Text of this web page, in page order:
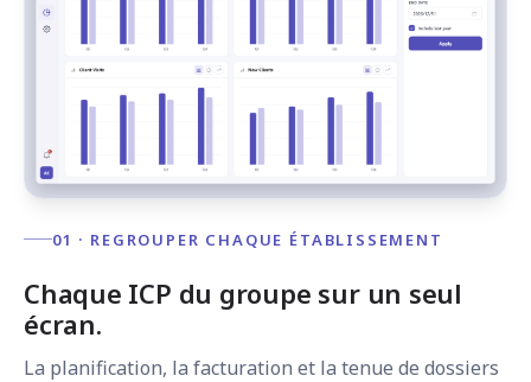
01 · REGROUPER CHAQUE ÉTABLISSEMENT
Chaque ICP du groupe sur un seul
écran.
La planification, la facturation et la tenue de dossiers